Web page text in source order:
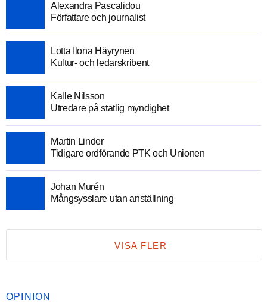
Alexandra Pascalidou
Författare och journalist
Lotta Ilona Häyrynen
Kultur- och ledarskribent
Kalle Nilsson
Utredare på statlig myndighet
Martin Linder
Tidigare ordförande PTK och Unionen
Johan Murén
Mångsysslare utan anställning
VISA FLER
OPINION